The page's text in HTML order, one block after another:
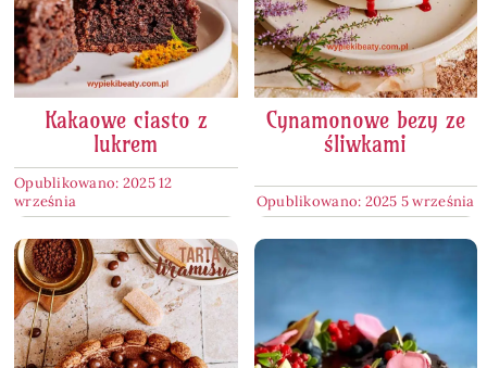
Kakaowe ciasto z
lukrem
Opublikowano: 2025 12
września
Cynamonowe bezy ze
śliwkami
Opublikowano: 2025 5 września